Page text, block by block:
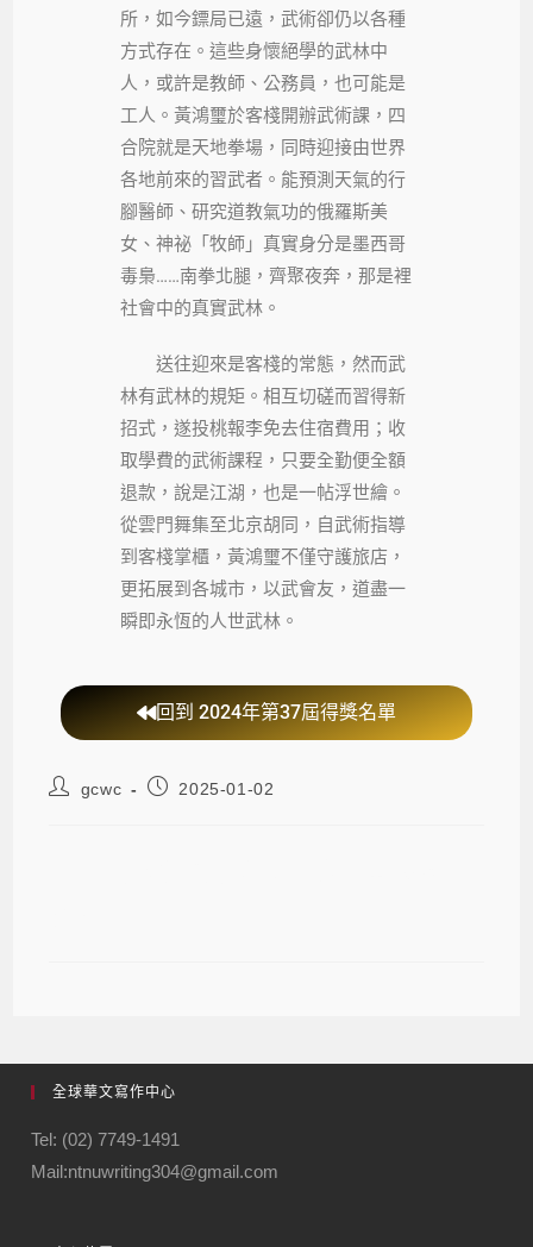
所，如今鏢局已遠，武術卻仍以各種
方式存在。這些身懷絕學的武林中
人，或許是教師、公務員，也可能是
工人。黃鴻璽於客棧開辦武術課，四
合院就是天地拳場，同時迎接由世界
各地前來的習武者。能預測天氣的行
腳醫師、研究道教氣功的俄羅斯美
女、神祕「牧師」真實身分是墨西哥
毒梟……南拳北腿，齊聚夜奔，那是裡
社會中的真實武林。
送往迎來是客棧的常態，然而武
林有武林的規矩。相互切磋而習得新
招式，遂投桃報李免去住宿費用；收
取學費的武術課程，只要全勤便全額
退款，說是江湖，也是一帖浮世繪。
從雲門舞集至北京胡同，自武術指導
到客棧掌櫃，黃鴻璽不僅守護旅店，
更拓展到各城市，以武會友，道盡一
瞬即永恆的人世武林。
回到 2024年第37屆得獎名單
gcwc 2025-01-02
全球華文寫作中心
Tel: (02) 7749-1491
Mail:ntnuwriting304@gmail.com